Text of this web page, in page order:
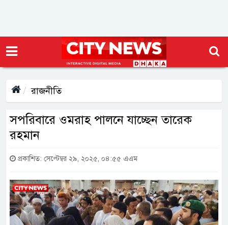
রাজনীতি
সপরিবারে ওমরাহ পালনে যাচ্ছেন তারেক
রহমান
প্রকাশিত: সেপ্টেম্বর ২৯, ২০২৫, ০৪:৫৫ এএম